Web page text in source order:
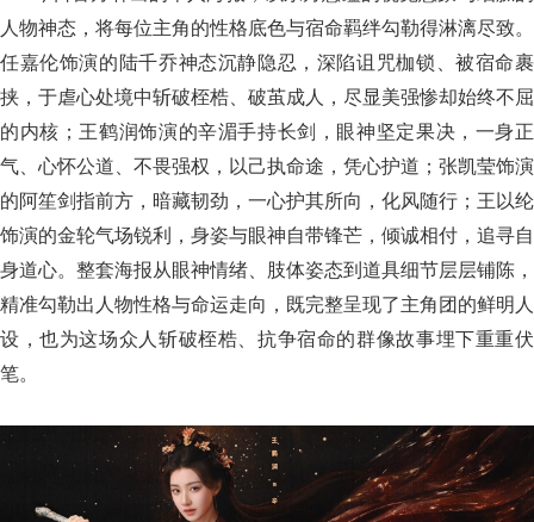
人物神态，将每位主角的性格底色与宿命羁绊勾勒得淋漓尽致。
任嘉伦饰演的陆千乔神态沉静隐忍，深陷诅咒枷锁、被宿命裹
挟，于虐心处境中斩破桎梏、破茧成人，尽显美强惨却始终不屈
的内核；王鹤润饰演的辛湄手持长剑，眼神坚定果决，一身正
气、心怀公道、不畏强权，以己执命途，凭心护道；张凯莹饰演
的阿笙剑指前方，暗藏韧劲，一心护其所向，化风随行；王以纶
饰演的金轮气场锐利，身姿与眼神自带锋芒，倾诚相付，追寻自
身道心。整套海报从眼神情绪、肢体姿态到道具细节层层铺陈，
精准勾勒出人物性格与命运走向，既完整呈现了主角团的鲜明人
设，也为这场众人斩破桎梏、抗争宿命的群像故事埋下重重伏
笔。